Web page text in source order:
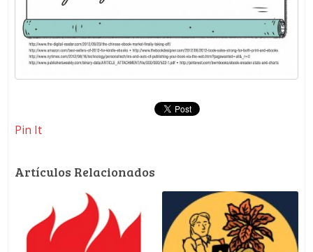
Pin It
Artículos Relacionados